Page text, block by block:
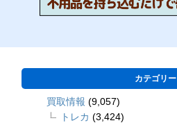
カテゴリー
買取情報 (9,057)
トレカ (3,424)